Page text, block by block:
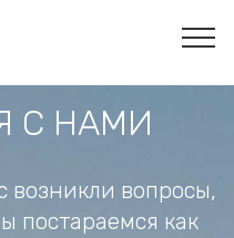
С НАМИ
возникли вопросы,
постараемся как